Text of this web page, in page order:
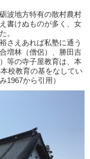
波地方特有の散村農村
書けぬものが多く、女
。
さえあれば私塾に通う
増林（僧侶）、勝田吉
等の寺子屋教育は、本
校教育の基をなしてい
1967から引用）